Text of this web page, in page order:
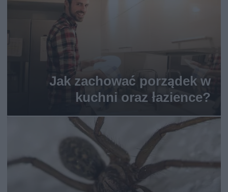
Jak zachować porządek w
kuchni oraz łazience?